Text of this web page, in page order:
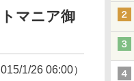
マニア御
1/26 06:00）